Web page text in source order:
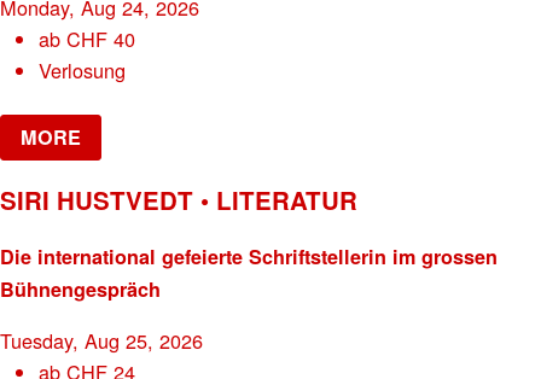
Monday, Aug 24, 2026
abCHF 40
Verlosung
MORE
SIRI HUSTVEDT • LITERATUR
Die international gefeierte Schriftstellerin im grossen
Bühnengespräch
Tuesday, Aug 25, 2026
abCHF 24